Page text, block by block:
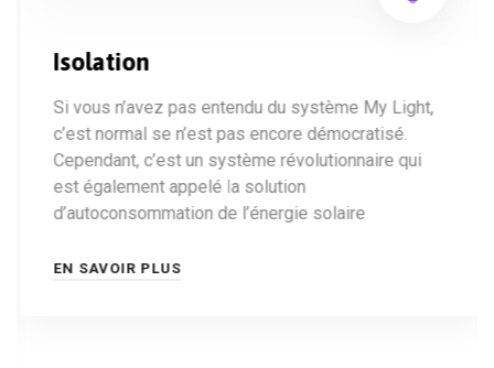
Isolation
Si vous n’avez pas entendu du système My Light,
c’est normal se n’est pas encore démocratisé.
Cependant, c’est un système révolutionnaire qui
est également appelé la solution
d’autoconsommation de l’énergie solaire
EN SAVOIR PLUS